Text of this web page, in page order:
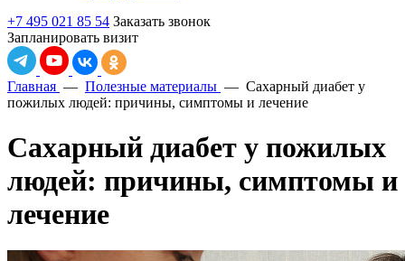
+7 495 021 85 54 Заказать звонок
Запланировать визит
Главная — Полезные материалы — Сахарный диабет у
пожилых людей: причины, симптомы и лечение
Сахарный диабет у пожилых
людей: причины, симптомы и
лечение